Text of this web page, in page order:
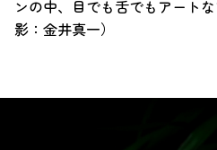
ンの中、目でも舌でもアート
影：金井真一）